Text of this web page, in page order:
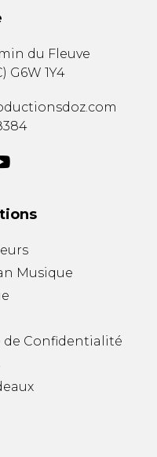
du Fleuve
) G6W 1Y4
Musique
de Confidentialité